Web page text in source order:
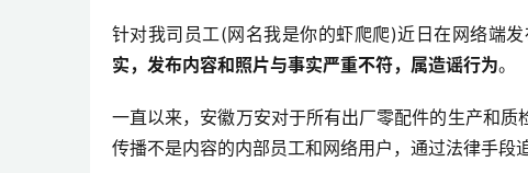
针对我司员工(网名我是你的虾爬爬)近日在网络端
实，发布内容和照片与事实严重不符，属造谣行为。
一直以来，安徽万安对于所有出厂零配件的生产和质
传播不是内容的内部员工和网络用户，通过法律手段